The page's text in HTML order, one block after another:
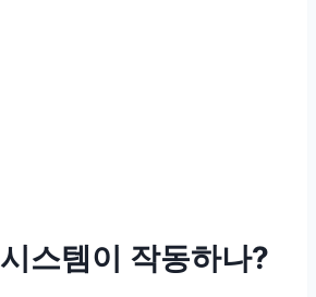
스템이 작동하나?